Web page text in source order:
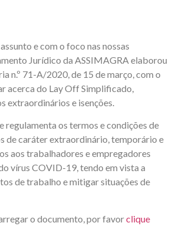
e com o foco nas nossas
Jurídico da ASSIMAGRA elaborou
n.º 71-A/2020, de 15 de março, com o
acerca do Lay Off Simplificado,
extraordinários e isenções.
regulamenta os termos e condições de
de caráter extraordinário, temporário e
aos trabalhadores e empregadores
vírus COVID-19, tendo em vista a
de trabalho e mitigar situações de
o documento, por favorclique